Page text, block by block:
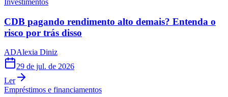
CDB pagando rendimento alto demais? Entenda o
risco por trás disso
ADAlexia Diniz
29 de jul. de 2026
Ler
Empréstimos e financiamentos